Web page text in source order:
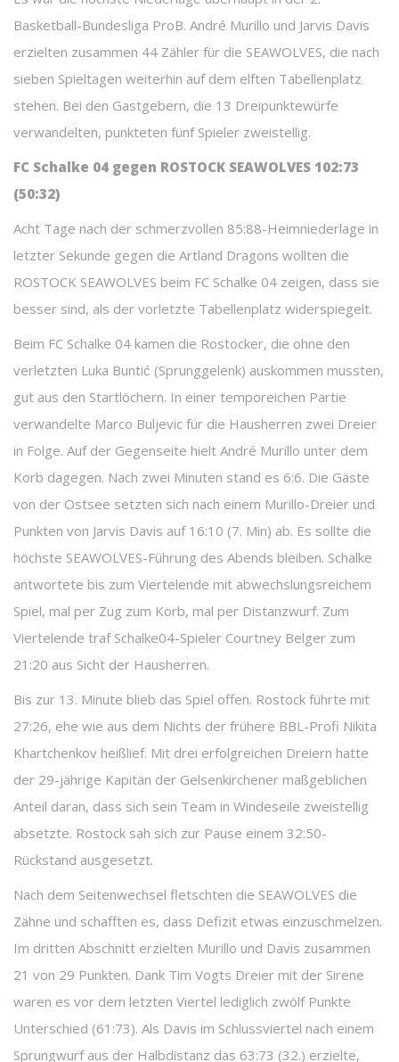
Basketball-Bundesliga ProB. André Murillo und Jarvis Davis
erzielten zusammen 44 Zähler für die SEAWOLVES, die nach
sieben Spieltagen weiterhin auf dem elften Tabellenplatz
stehen. Bei den Gastgebern, die 13 Dreipunktewürfe
verwandelten, punkteten fünf Spieler zweistellig.
FC Schalke 04 gegen ROSTOCK SEAWOLVES 102:73
(50:32)
Acht Tage nach der schmerzvollen 85:88-Heimniederlage in
letzter Sekunde gegen die Artland Dragons wollten die
ROSTOCK SEAWOLVES beim FC Schalke 04 zeigen, dass sie
besser sind, als der vorletzte Tabellenplatz widerspiegelt.
Beim FC Schalke 04 kamen die Rostocker, die ohne den
verletzten Luka Buntić (Sprunggelenk) auskommen mussten,
gut aus den Startlöchern. In einer temporeichen Partie
verwandelte Marco Buljevic für die Hausherren zwei Dreier
in Folge. Auf der Gegenseite hielt André Murillo unter dem
Korb dagegen. Nach zwei Minuten stand es 6:6. Die Gäste
von der Ostsee setzten sich nach einem Murillo-Dreier und
Punkten von Jarvis Davis auf 16:10 (7. Min) ab. Es sollte die
höchste SEAWOLVES-Führung des Abends bleiben. Schalke
antwortete bis zum Viertelende mit abwechslungsreichem
Spiel, mal per Zug zum Korb, mal per Distanzwurf. Zum
Viertelende traf Schalke04-Spieler Courtney Belger zum
21:20 aus Sicht der Hausherren.
Bis zur 13. Minute blieb das Spiel offen. Rostock führte mit
27:26, ehe wie aus dem Nichts der frühere BBL-Profi Nikita
Khartchenkov heißlief. Mit drei erfolgreichen Dreiern hatte
der 29-jährige Kapitän der Gelsenkirchener maßgeblichen
Anteil daran, dass sich sein Team in Windeseile zweistellig
absetzte. Rostock sah sich zur Pause einem 32:50-
Rückstand ausgesetzt.
Nach dem Seitenwechsel fletschten die SEAWOLVES die
Zähne und schafften es, dass Defizit etwas einzuschmelzen.
Im dritten Abschnitt erzielten Murillo und Davis zusammen
21 von 29 Punkten. Dank Tim Vogts Dreier mit der Sirene
waren es vor dem letzten Viertel lediglich zwölf Punkte
Unterschied (61:73). Als Davis im Schlussviertel nach einem
Sprungwurf aus der Halbdistanz das 63:73 (32.) erzielte,